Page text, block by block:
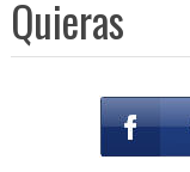
Quieras